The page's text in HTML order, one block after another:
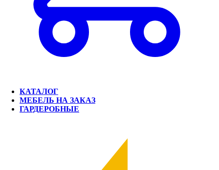
КАТАЛОГ
МЕБЕЛЬ НА ЗАКАЗ
ГАРДЕРОБНЫЕ